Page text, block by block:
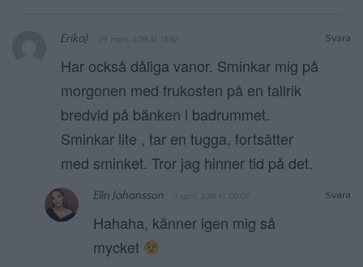
Svara
ErikaJ 29 mars, 2018 kl. 16:42
Har också dåliga vanor. Sminkar mig på
morgonen med frukosten på en tallrik
bredvid på bänken i badrummet.
Sminkar lite , tar en tugga, fortsätter
med sminket. Tror jag hinner tid på det.
Svara
Elin Johansson 1 april, 2018 kl. 09:07
Hahaha, känner igen mig så
mycket